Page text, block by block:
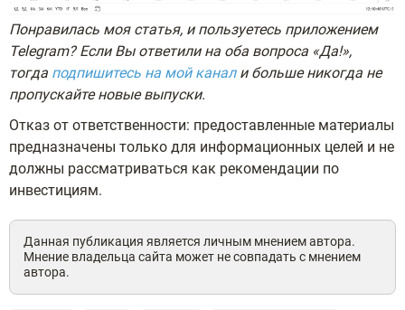
Понравилась моя статья, и пользуетесь приложением
Telegram? Если Вы ответили на оба вопроса «Да!»,
тогда подпишитесь на мой канали больше никогда не
пропускайте новые выпуски.
Отказ от ответственности: предоставленные материалы
предназначены только для информационных целей и не
должны рассматриваться как рекомендации по
инвестициям.
Данная публикация является личным мнением автора.
Мнение владельца сайта может не совпадать с мнением
автора.